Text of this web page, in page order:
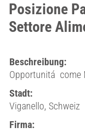
Posizione
Settore
Beschreibung:
Opportunitá come
Stadt:
Viganello, Schweiz
Firma: